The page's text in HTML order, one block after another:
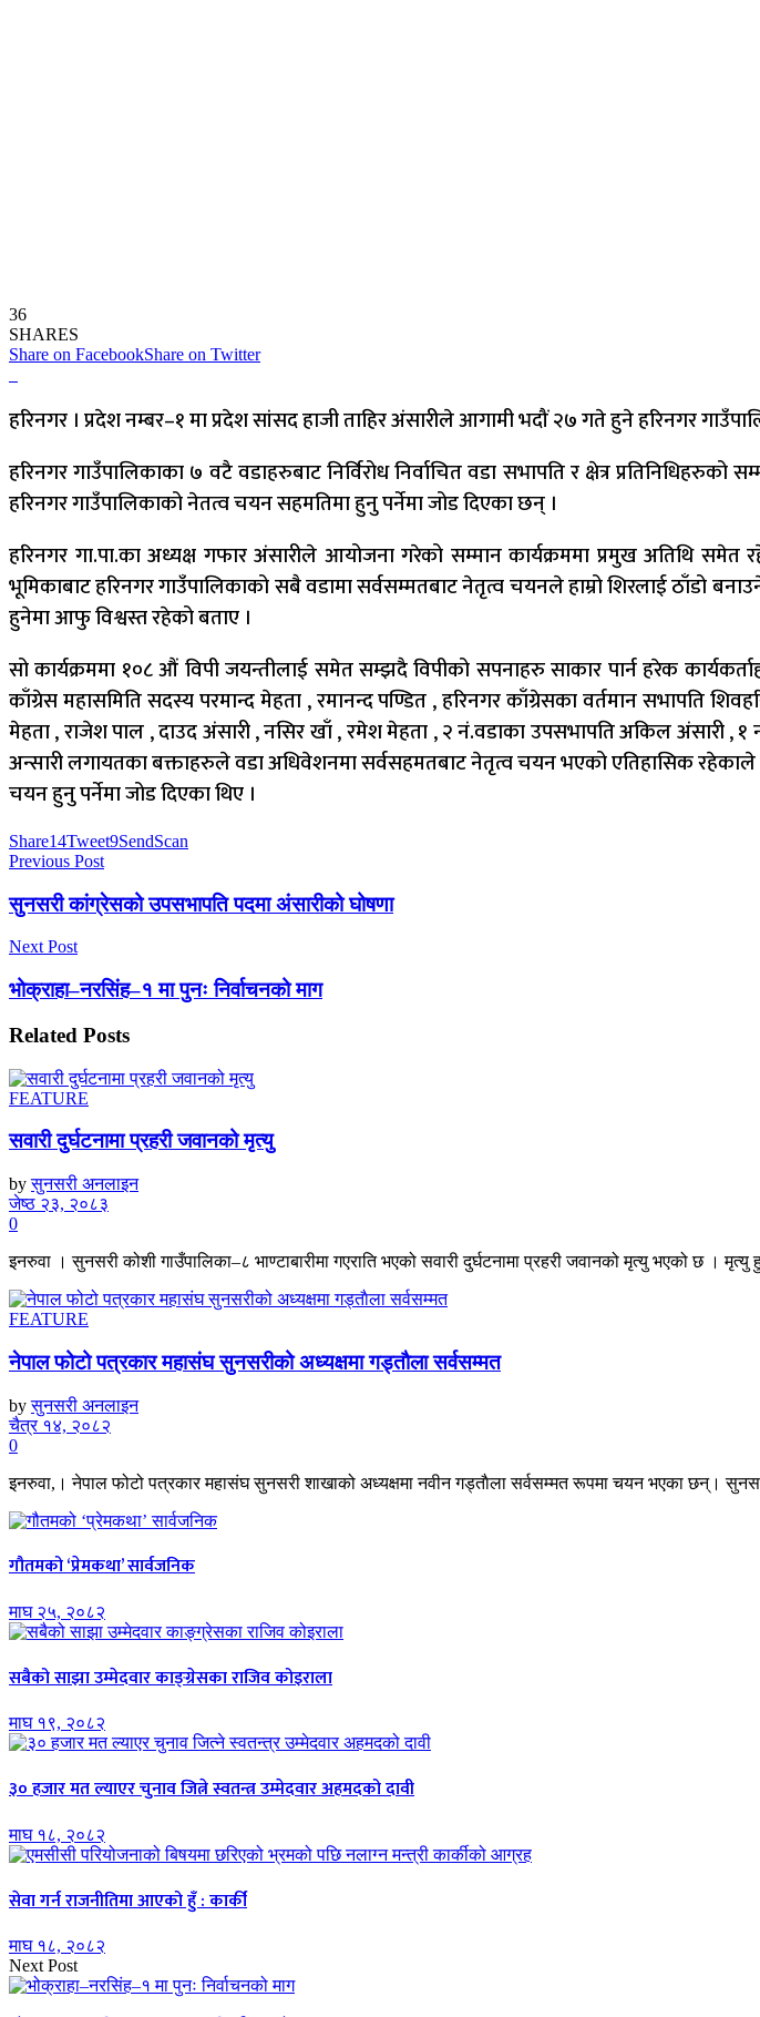
36
SHARES
Share on FacebookShare on Twitter
हरिनगर । प्रदेश नम्बर–१ मा प्रदेश सांसद हाजी ताहिर अंसारीले आगामी भदौं २७ गते हुने हरिनगर
हरिनगर गाउँपालिकाका ७ वटै वडाहरुबाट निर्विरोध निर्वाचित वडा सभापति र क्षेत्र
हरिनगर गाउँपालिकाको नेतत्व चयन सहमतिमा हुनु पर्नेमा जोड दिएका छन् ।
हरिनगर गा.पा.का अध्यक्ष गफार अंसारीले आयोजना गरेको सम्मान कार्यक्रममा प्रमुख अतिथि
भूमिकाबाट हरिनगर गाउँपालिकाको सबै वडामा सर्वसम्मतबाट नेतृत्व चयनले हाम्रो शिरलाई ठाँडो
हुनेमा आफु विश्वस्त रहेको बताए ।
सो कार्यक्रममा १०८ औं विपी जयन्तीलाई समेत सम्झदै विपीको सपनाहरु साकार पार्न हरेक
काँग्रेस महासमिति सदस्य परमान्द मेहता , रमानन्द पण्डित , हरिनगर काँग्रेसका वर्तमान सभापति
मेहता , राजेश पाल , दाउद अंसारी , नसिर खाँ , रमेश मेहता , २ नं.वडाका उपसभापति अकिल अंसारी ,
अन्सारी लगायतका बक्ताहरुले वडा अधिवेशनमा सर्वसहमतबाट नेतृत्व चयन भएको एतिहासिक
चयन हुनु पर्नेमा जोड दिएका थिए ।
Share14Tweet9SendScan
Previous Post
सुनसरी कांग्रेसको उपसभापति पदमा अंसारीको घोषणा
Next Post
भोक्राहा–नरसिंह–१ मा पुनः निर्वाचनको माग
Related Posts
FEATURE
सवारी दुर्घटनामा प्रहरी जवानको मृत्यु
by सुनसरी अनलाइन
जेष्ठ २३, २०८३
0
इनरुवा । सुनसरी कोशी गाउँपालिका–८ भाण्टाबारीमा गएराति भएको सवारी दुर्घटनामा प्रहरी जवानको मृत्यु भएको छ । मृत्यु
FEATURE
नेपाल फोटो पत्रकार महासंघ सुनसरीको अध्यक्षमा गड्ताैला सर्वसम्मत
by सुनसरी अनलाइन
चैत्र १४, २०८२
0
इनरुवा,। नेपाल फोटो पत्रकार महासंघ सुनसरी शाखाको अध्यक्षमा नवीन गड्ताैला सर्वसम्मत रूपमा चयन भएका छन्।
गौतमको ‘प्रेमकथा’ सार्वजनिक
माघ २५, २०८२
सबैको साझा उम्मेदवार काङ्ग्रेसका राजिव कोइराला
माघ १९, २०८२
३० हजार मत ल्याएर चुनाव जित्ने स्वतन्त्र उम्मेदवार अहमदको दावी
माघ १८, २०८२
सेवा गर्न राजनीतिमा आएको हुँ : कार्की
माघ १८, २०८२
Next Post